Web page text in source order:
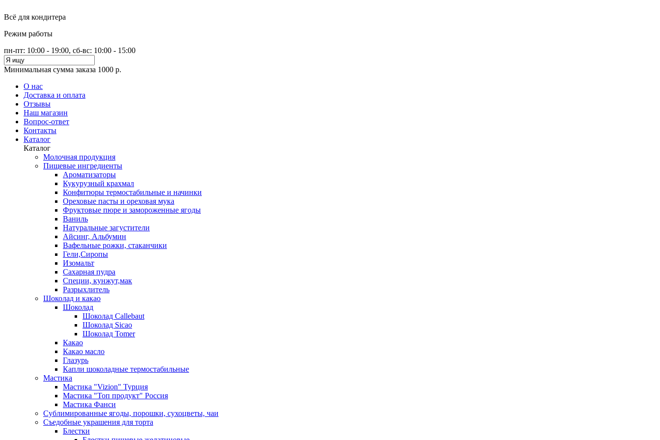
Всё для кондитера
Режим работы
пн-пт: 10:00 - 19:00, сб-вс: 10:00 - 15:00
Минимальная сумма заказа 1000 р.
О нас
Доставка и оплата
Отзывы
Наш магазин
Вопрос-ответ
Контакты
Каталог
Каталог
Молочная продукция
Пищевые ингредиенты
Ароматизаторы
Кукурузный крахмал
Конфитюры термостабильные и начинки
Ореховые пасты и ореховая мука
Фруктовые пюре и замороженные ягоды
Ваниль
Натуральные загустители
Айсинг, Альбумин
Вафельные рожки, стаканчики
Гели,Сиропы
Изомальт
Сахарная пудра
Специи, кунжут,мак
Разрыхлитель
Шоколад и какао
Шоколад
Шоколад Callebaut
Шоколад Sicao
Шоколад Tomer
Какао
Какао масло
Глазурь
Капли шоколадные термостабильные
Мастика
Мастика "Vizion" Турция
Мастика "Топ продукт" Россия
Мастика Фанси
Сублимированные ягоды, порошки, сухоцветы, чаи
Съедобные украшения для торта
Блестки